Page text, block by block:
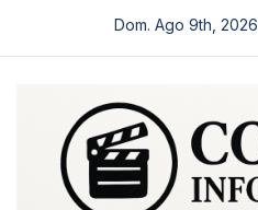
Dom. Ago 9th, 2026